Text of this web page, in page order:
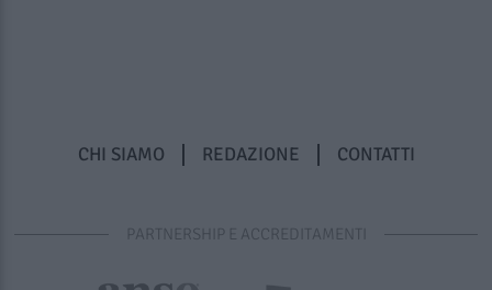
CHI SIAMO REDAZIONE CONTATTI
PARTNERSHIP E ACCREDITAMENTI